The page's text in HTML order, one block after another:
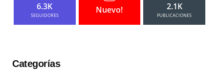
6.3K
SEGUIDORES
Nuevo! 2.1K
PUBLICACIONES
Categorías